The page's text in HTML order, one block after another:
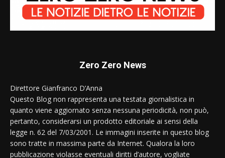
Zero Zero News
Direttore Gianfranco D’Anna
Questo Blog non rappresenta una testata giornalistica in
quanto viene aggiornato senza nessuna periodicità, non può,
pertanto, considerarsi un prodotto editoriale ai sensi della
legge n. 62 del 7/03/2001. Le immagini inserite in questo blog
sono tratte in massima parte da Internet. Qualora la loro
pubblicazione violasse eventuali diritti d’autore, vogliate